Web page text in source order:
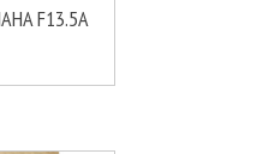
F13.5A